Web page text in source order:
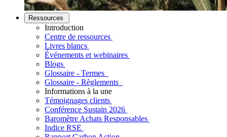
Ressources
Introduction
Centre de ressources
Livres blancs
Événements et webinaires
Blogs
Glossaire - Termes
Glossaire - Règlements
Informations à la une
Témoignages clients
Conférence Sustain 2026
Baromètre Achats Responsables
Indice RSE